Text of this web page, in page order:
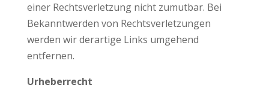
einer Rechtsverletzung nicht zumutbar. Bei
Bekanntwerden von Rechtsverletzungen
werden wir derartige Links umgehend
entfernen.
Urheberrecht